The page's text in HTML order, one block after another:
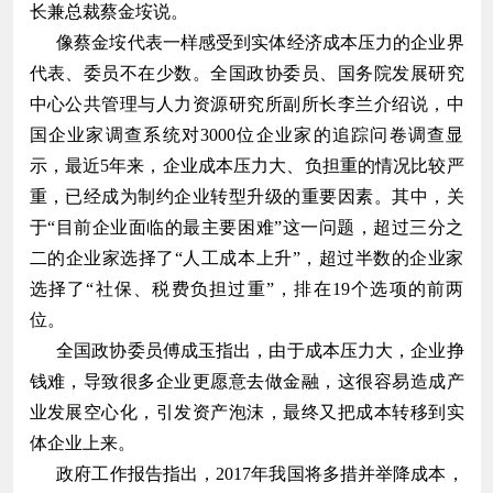
长兼总裁蔡金垵说。
像蔡金垵代表一样感受到实体经济成本压力的企业界
代表、委员不在少数。全国政协委员、国务院发展研究
中心公共管理与人力资源研究所副所长李兰介绍说，中
国企业家调查系统对3000位企业家的追踪问卷调查显
示，最近5年来，企业成本压力大、负担重的情况比较严
重，已经成为制约企业转型升级的重要因素。其中，关
于“目前企业面临的最主要困难”这一问题，超过三分之
二的企业家选择了“人工成本上升”，超过半数的企业家
选择了“社保、税费负担过重”，排在19个选项的前两
位。
全国政协委员傅成玉指出，由于成本压力大，企业挣
钱难，导致很多企业更愿意去做金融，这很容易造成产
业发展空心化，引发资产泡沫，最终又把成本转移到实
体企业上来。
政府工作报告指出，2017年我国将多措并举降成本，